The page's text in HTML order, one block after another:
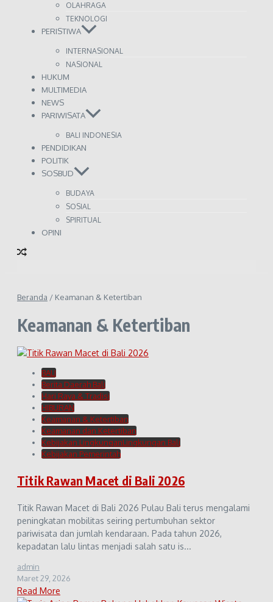
OLAHRAGA
TEKNOLOGI
PERISTIWA
INTERNASIONAL
NASIONAL
HUKUM
MULTIMEDIA
NEWS
PARIWISATA
BALI INDONESIA
PENDIDIKAN
POLITIK
SOSBUD
BUDAYA
SOSIAL
SPIRITUAL
OPINI
Beranda / Keamanan & Ketertiban
Keamanan & Ketertiban
BALI
Berita Daerah Bali
Hari Raya & Tradisi
HIBURAN
Keamanan & Ketertiban
Keamanan dan Ketertiban
Kebijakan LingkunganLingkungan Bali
Kebijakan Pemerintah
Titik Rawan Macet di Bali 2026
Titik Rawan Macet di Bali 2026 Pulau Bali terus mengalami
peningkatan mobilitas seiring pertumbuhan sektor
pariwisata dan jumlah kendaraan. Pada tahun 2026,
kepadatan lalu lintas menjadi salah satu is...
admin
Maret 29, 2026
Read More